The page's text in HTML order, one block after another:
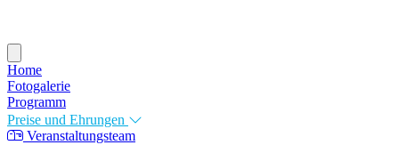
Home
Fotogalerie
Programm
Preise und Ehrungen
Veranstaltungsteam